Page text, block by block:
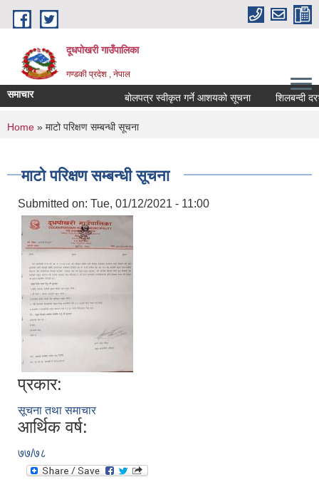
Skip to main content
दूधपोखरी गाउँपालिका
गण्डकी प्रदेश , नेपाल
समाचार बोलपत्र स्वीकृत गर्ने आशयको सूचना शिलबन्दी
You are here
Home » माटो परिक्षण सम्बन्धी सूचना
माटो परिक्षण सम्बन्धी सूचना
Submitted on: Tue, 01/12/2021 - 11:00
प्रकार:
सूचना तथा समाचार
आर्थिक वर्ष:
७७/७८